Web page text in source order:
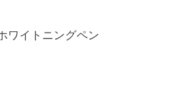
ワイトニングペン